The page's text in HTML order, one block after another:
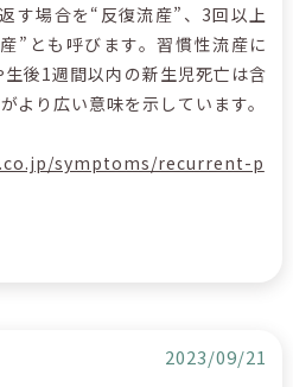
す場合を“反復流産”、3回以上
”とも呼びます。習慣性流産に
後1週間以内の新生児死亡は含
より広い意味を示しています。
symptoms/recurrent-p
2023/09/21